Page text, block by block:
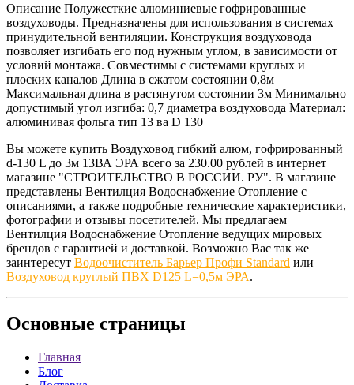
Описание Полужесткие алюминиевые гофрированные
воздуховоды. Предназначены для использования в системах
принудительной вентиляции. Конструкция воздуховода
позволяет изгибать его под нужным углом, в зависимости от
условий монтажа. Совместимы с системами круглых и
плоских каналов Длина в сжатом состоянии 0,8м
Максимальная длина в растянутом состоянии 3м Минимально
допустимый угол изгиба: 0,7 диаметра воздуховода Материал:
алюминивая фольга тип 13 ва D 130
Вы можете купить Воздуховод гибкий алюм, гофрированный
d-130 L до 3м 13ВА ЭРА всего за 230.00 рублей в интернет
магазине "СТРОИТЕЛЬСТВО В РОССИИ. РУ". В магазине
представлены Вентилция Водоснабжение Отопление с
описаниями, а также подробные технические характеристики,
фотографии и отзывы посетителей. Мы предлагаем
Вентилция Водоснабжение Отопление ведущих мировых
брендов с гарантией и доставкой. Возможно Вас так же
заинтересут Водоочиститель Барьер Профи Standard или
Воздуховод круглый ПВХ D125 L=0,5м ЭРА.
Основные страницы
Главная
Блог